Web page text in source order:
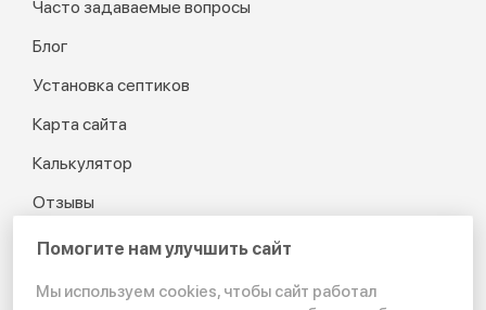
Часто задаваемые вопросы
Блог
Установка септиков
Карта сайта
Калькулятор
Отзывы
© 2012-2026 Канализация
Помогите нам улучшить сайт
Мы используем cookies, чтобы сайт работал